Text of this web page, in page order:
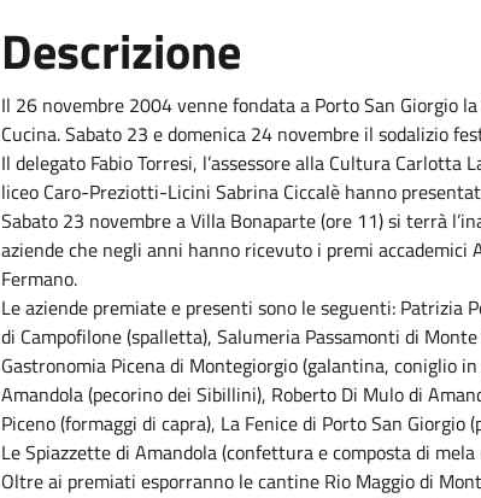
Descrizione
Il 26 novembre 2004 venne fondata a Porto San Giorgio
Cucina. Sabato 23 e domenica 24 novembre il sodalizio
Il delegato Fabio Torresi, l’assessore alla Cultura
liceo Caro-Preziotti-Licini Sabrina Ciccalè hanno
Sabato 23 novembre a Villa Bonaparte (ore 11) si terrà
aziende che negli anni hanno ricevuto i premi
Fermano.
Le aziende premiate e presenti sono le seguenti: Patrizia
di Campofilone (spalletta), Salumeria Passamonti di
Gastronomia Picena di Montegiorgio (galantina, coniglio
Amandola (pecorino dei Sibillini), Roberto Di Mulo di
Piceno (formaggi di capra), La Fenice di Porto San
Le Spiazzette di Amandola (confettura e composta di mela
Oltre ai premiati esporranno le cantine Rio Maggio di